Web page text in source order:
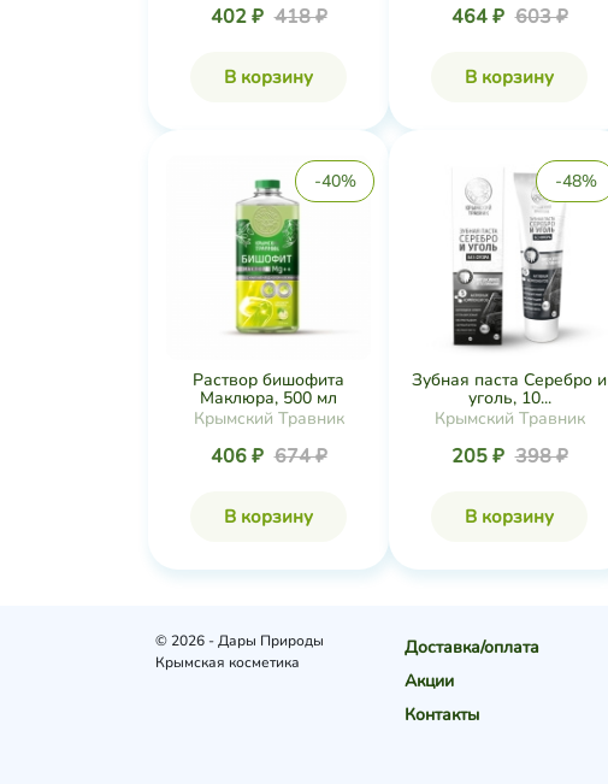
402 ₽ 418 ₽
В корзину
464 ₽ 603 ₽
В корзину
-40%
Раствор бишофита
Маклюра, 500 мл
Крымский Травник
406 ₽ 674 ₽
В корзину
-48%
Зубная паста Серебро и
уголь, 10...
Крымский Травник
205 ₽ 398 ₽
В корзину
© 2026 - Дары Природы
Крымская косметика
Доставка/оплата
Акции
Контакты